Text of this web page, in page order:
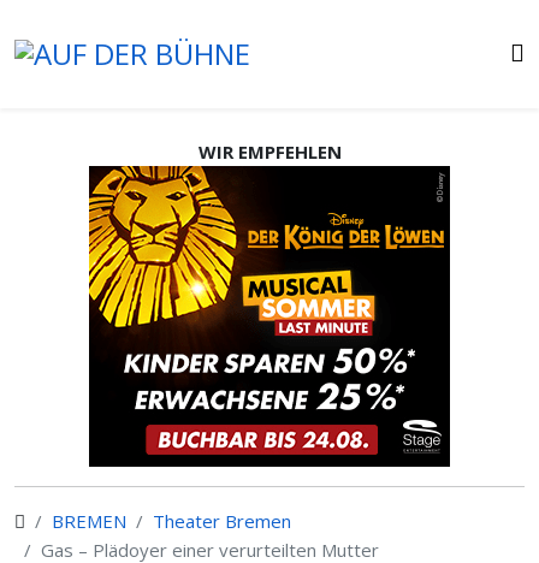
WIR EMPFEHLEN
BREMEN
Theater Bremen
Gas – Plädoyer einer verurteilten Mutter